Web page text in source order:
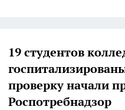
19 студентов
проверку начали
Роспотребнадзор